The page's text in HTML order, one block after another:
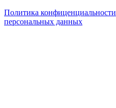
Политика конфиценциальности
персональных данных